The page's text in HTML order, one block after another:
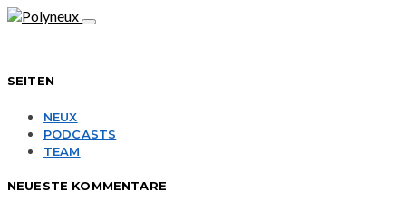
SEITEN
NEUX
PODCASTS
TEAM
NEUESTE KOMMENTARE